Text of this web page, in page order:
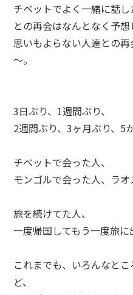
チベットでよく一緒に話
との再会はなんとなく予想
思いもよらない人達との
～。
3日ぶり、1週間ぶり、
2週間ぶり、3ヶ月ぶり、5
チベットで会った人、
モンゴルで会った人、ラオ
旅を続けてた人、
一度帰国してもう一度旅に
これまでも、いろんなと
ど、